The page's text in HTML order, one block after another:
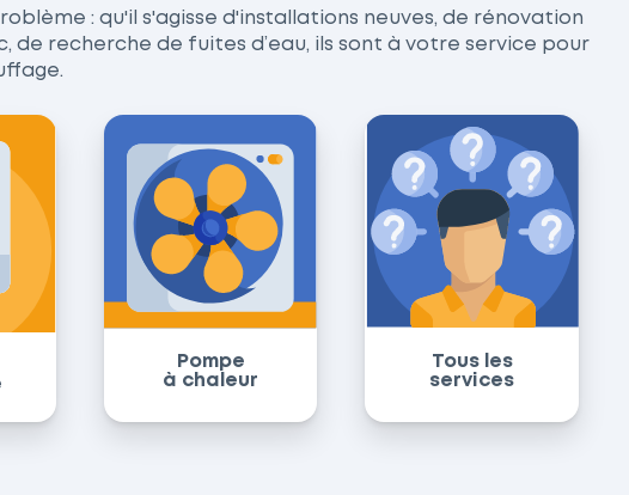
: qu'il s'agisse d'installations neuves, de rénovation
recherche de fuites d’eau, ils sont à votre service pour
Pompe
à chaleur
Tous les
services